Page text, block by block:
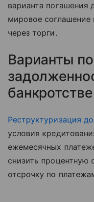
варианта погашения
мировое
через торги.
Варианты
банкротстве
Реструктуризация
условия
ежемесячных
снизить процентную
отсрочку по